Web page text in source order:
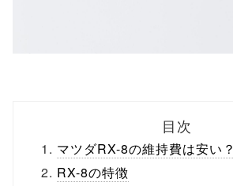
目次
マツダRX-8の維持費は安い？
RX-8の特徴